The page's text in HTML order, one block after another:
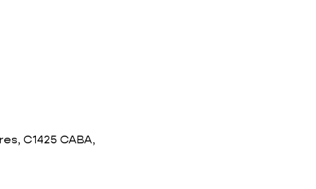
C1425 CABA,